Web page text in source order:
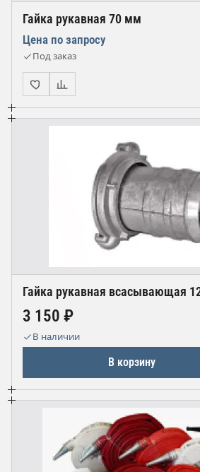
Гайка рукавная 70 мм
Цена по запросу
Под заказ
Гайка рукавная всасывающая
3 150 ₽
В наличии
В корзину